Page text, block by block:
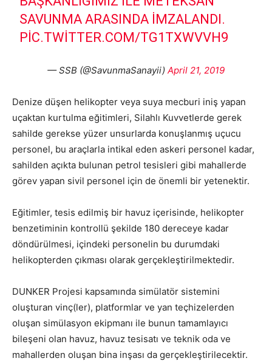
SAVUNMA ARASINDA IMZALANDI.
PIC.TWITTER.COM/TG1TXWVVH9
— SSB (@SavunmaSanayii) April 21, 2019
Denize düşen helikopter veya suya mecburi iniş yapan
uçaktan kurtulma eğitimleri, Silahlı Kuvvetlerde gerek
sahilde gerekse yüzer unsurlarda konuşlanmış uçucu
personel, bu araçlarla intikal eden askeri personel kadar,
sahilden açıkta bulunan petrol tesisleri gibi mahallerde
görev yapan sivil personel için de önemli bir yetenektir.
Eğitimler, tesis edilmiş bir havuz içerisinde, helikopter
benzetiminin kontrollü şekilde 180 dereceye kadar
döndürülmesi, içindeki personelin bu durumdaki
helikopterden çıkması olarak gerçekleştirilmektedir.
DUNKER Projesi kapsamında simülatör sistemini
oluşturan vinç(ler), platformlar ve yan teçhizelerden
oluşan simülasyon ekipmanı ile bunun tamamlayıcı
bileşeni olan havuz, havuz tesisatı ve teknik oda ve
mahallerden oluşan bina inşası da gerçekleştirilecektir.